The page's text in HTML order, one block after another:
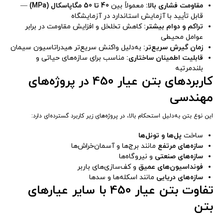
مقاومت فشاری بالا: معمولاً بین 40 تا 50 مگاپاسکال (MPa)
—
قابل تأیید با آزمایش استاندارد در آزمایشگاه
تراکم و دوام بیشتر: کاهش تخلخل و افزایش مقاومت در برابر
عوامل محیطی
زمان گیرش سریع‌تر: به‌دلیل واکنش سریع‌تر هیدراتاسیون سیمان
قابلیت اطمینان ساختاری: مناسب برای سازه‌های حیاتی و
بلندمرتبه
کاربردهای بتن عیار 450 در پروژه‌های
مهندسی
این نوع بتن به‌دلیل استحکام بالا، در پروژه‌های زیر کاربرد گسترده‌ای دارد:
ساخت پل‌ها و تونل‌ها
سازه‌های مرتفع مانند برج‌ها و آسمان‌خراش‌ها
سازه‌های صنعتی و نیروگاه‌ها
فونداسیون‌های عمیق و کف‌سازی‌های باربر
سازه‌های دریایی مانند اسکله‌ها و سدها
تفاوت بتن عیار 450 با سایر عیارهای
بتن